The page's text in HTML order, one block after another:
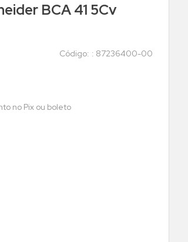
BCA 41 5Cv
: 87236400-00
no Pix ou boleto